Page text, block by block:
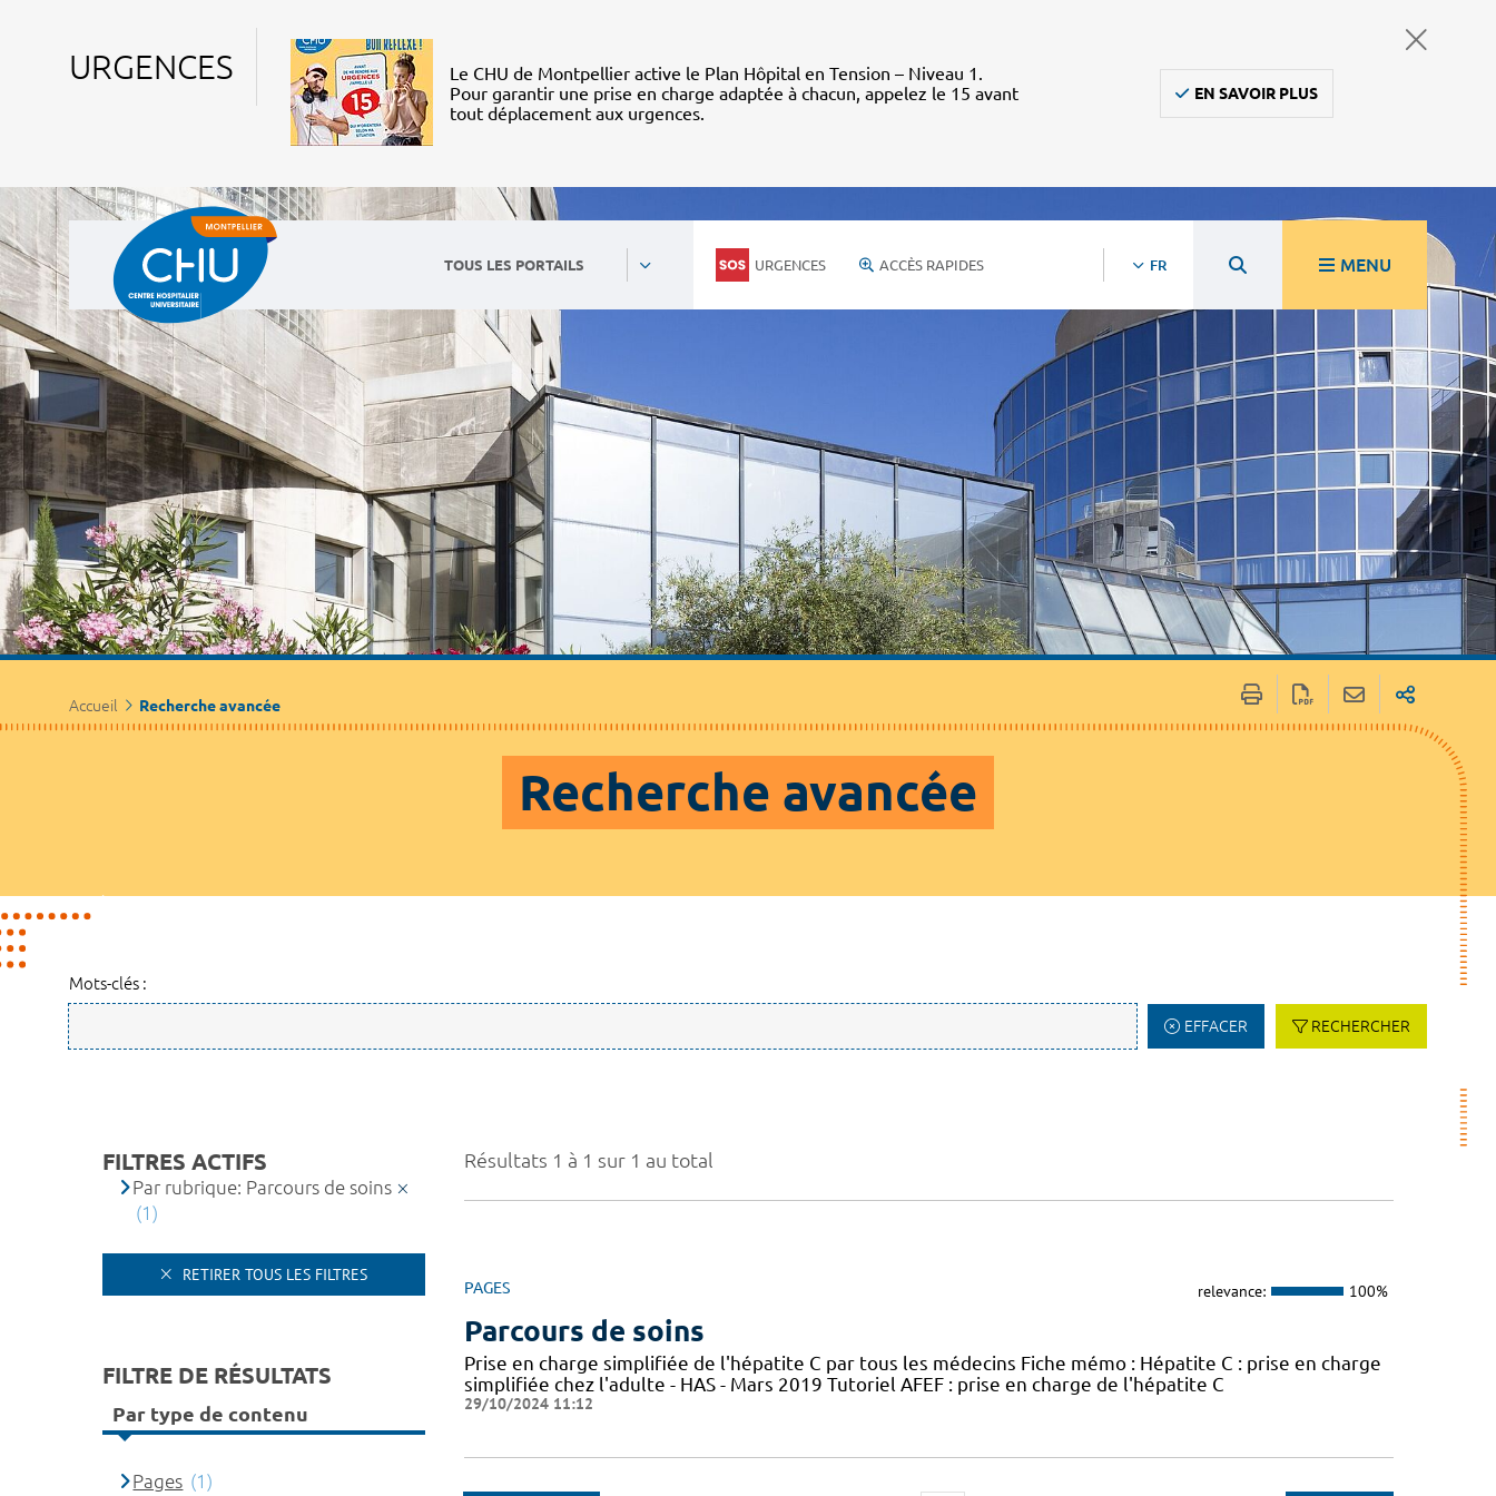
URGENCES
Le CHU de Montpellier active le Plan Hôpital en Tension – Niveau 1.
Pour garantir une prise en charge adaptée à chacun, appelez le 15 avant
tout déplacement aux urgences.
EN SAVOIR PLUS
TOUS LES PORTAILS URGENCES ACCÈS RAPIDES FR MENU
Accueil Recherche avancée
Recherche avancée
Mots-clés :
EFFACER RECHERCHER
Résultats 1 à 1 sur 1 au total
PAGES relevance: 100%
Parcours de soins
Prise en charge simplifiée de l'hépatite C par tous les médecins Fiche mémo : Hépatite C : prise en charge
simplifiée chez l'adulte - HAS - Mars 2019 Tutoriel AFEF : prise en charge de l'hépatite C
29/10/2024 11:12
FILTRES ACTIFS
Par rubrique: Parcours de soins
(1)
RETIRER TOUS LES FILTRES
FILTRE DE RÉSULTATS
Par type de contenu
Pages (1)